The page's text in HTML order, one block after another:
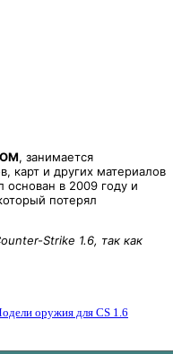
, занимается
карт и других материалов
основан в 2009 году и
потерял
Strike 1.6, так как
оружия для CS 1.6